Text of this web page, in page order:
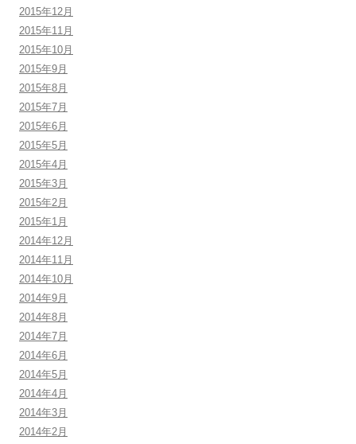
2015年12月
2015年11月
2015年10月
2015年9月
2015年8月
2015年7月
2015年6月
2015年5月
2015年4月
2015年3月
2015年2月
2015年1月
2014年12月
2014年11月
2014年10月
2014年9月
2014年8月
2014年7月
2014年6月
2014年5月
2014年4月
2014年3月
2014年2月